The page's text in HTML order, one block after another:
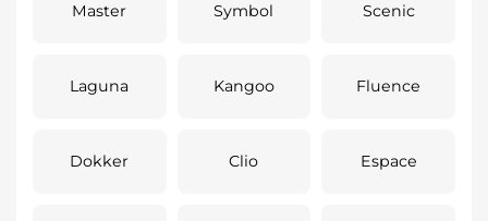
Master Symbol Scenic
Laguna Kangoo Fluence
Dokker Clio Espace